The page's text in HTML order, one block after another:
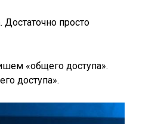
просто
«общего доступа».
доступа».